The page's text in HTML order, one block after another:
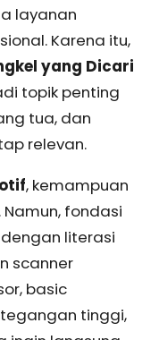
layanan
Karena itu,
yang Dicari
topik penting
tua, dan
relevan.
, kemampuan
fondasi
literasi
scanner
basic
tinggi,